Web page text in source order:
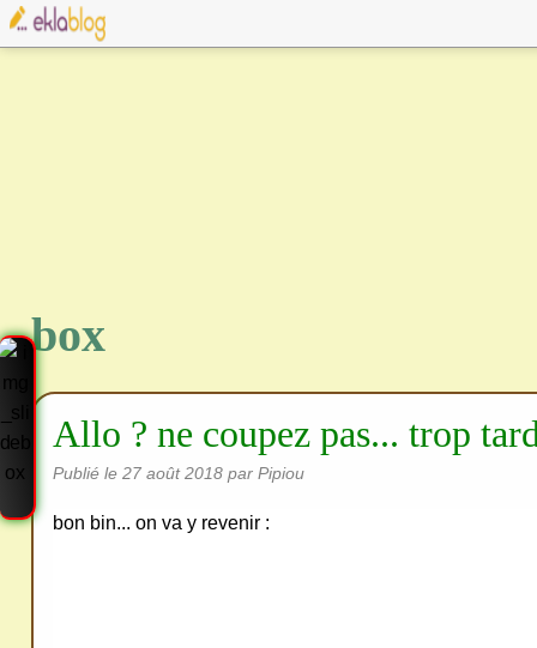
box
Allo ? ne coupez pas... trop
Publié le 27 août 2018 par Pipiou
bon bin... on va y revenir :